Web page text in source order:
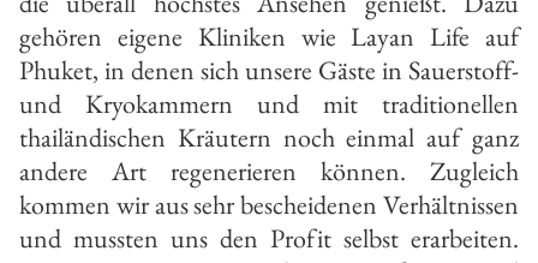
gehören eigene Kliniken wie Layan Life auf
Phuket, in denen sich unsere Gäste in Sauerstoff-
und Kryokammern und mit traditionellen
thailändischen Kräutern noch einmal auf ganz
andere Art regenerieren können. Zugleich
kommen wir aus sehr bescheidenen Verhältnissen
und mussten uns den Profit selbst erarbeiten.